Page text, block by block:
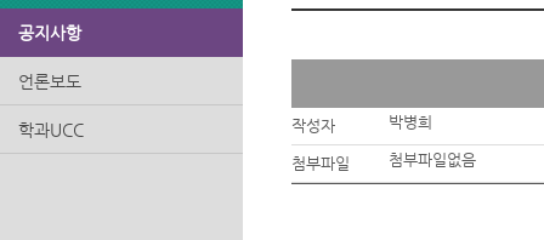
공지사항
언론보도
학과UCC 작성자 박병희
첨부파일 첨부파일없음